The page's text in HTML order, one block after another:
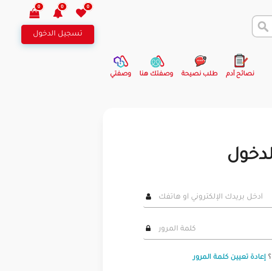
0
0
0
تسجيل الدخول
نصائح آدم طلب نصيحة وصفتك هنا وصفتي
إعادة تعيين كلمة المرور